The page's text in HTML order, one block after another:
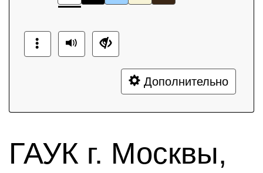
Дополнительно
ГАУК г. Москвы,